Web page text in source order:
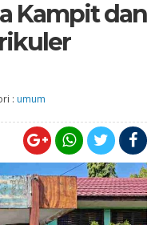
Kampit dan
: umum